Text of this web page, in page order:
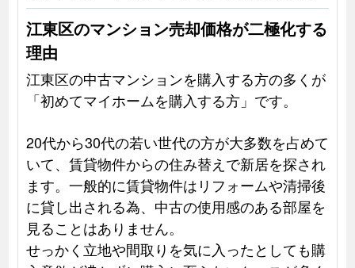
江東区のマンション売却価格が二極化する
理由
江東区の中古マンションを購入する方の多くが
「初めてマイホームを購入する方」です。
20代から30代の若い世代の方が大多数を占めて
いて、賃貸物件からの住み替えで新居を探され
ます。一般的に賃貸物件はリフォームや清掃後
に貸し出される為、中古の使用感のある部屋を
見ることはありません。
せっかく立地や間取りを気に入ったとしても購